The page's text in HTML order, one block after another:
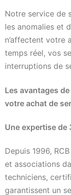
Notre service de
les anomalies et
n’affectent votre
temps réel, vos
interruptions de
Les avantages
votre achat de
Une expertise de
Depuis 1996,
et associations
techniciens,
garantissent un